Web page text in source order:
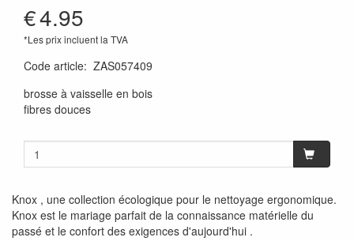
€4.95
*Les prix incluent la TVA
Code article: ZAS057409
brosse à vaisselle en bois
fibres douces
Knox , une collection écologique pour le nettoyage ergonomique.
Knox est le mariage parfait de la connaissance matérielle du
passé et le confort des exigences d'aujourd'hui .